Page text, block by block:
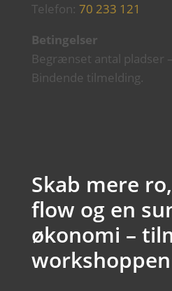
Telefon: 70 233 121
Betingelser
Begrænset antal pladser
Bindende tilmelding.
Skab mere
flow og en
økonomi –
workshoppen